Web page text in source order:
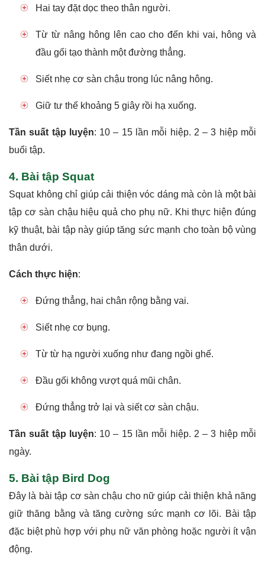
Hai tay đặt dọc theo thân người.
Từ từ nâng hông lên cao cho đến khi vai, hông và
đầu gối tạo thành một đường thẳng.
Siết nhẹ cơ sàn chậu trong lúc nâng hông.
Giữ tư thế khoảng 5 giây rồi hạ xuống.
Tần suất tập luyện: 10 – 15 lần mỗi hiệp. 2 – 3 hiệp mỗi
buổi tập.
4. Bài tập Squat
Squat không chỉ giúp cải thiện vóc dáng mà còn là một bài
tập cơ sàn chậu hiệu quả cho phụ nữ. Khi thực hiện đúng
kỹ thuật, bài tập này giúp tăng sức mạnh cho toàn bộ vùng
thân dưới.
Cách thực hiện:
Đứng thẳng, hai chân rộng bằng vai.
Siết nhẹ cơ bụng.
Từ từ hạ người xuống như đang ngồi ghế.
Đầu gối không vượt quá mũi chân.
Đứng thẳng trở lại và siết cơ sàn chậu.
Tần suất tập luyện: 10 – 15 lần mỗi hiệp. 2 – 3 hiệp mỗi
ngày.
5. Bài tập Bird Dog
Đây là bài tập cơ sàn chậu cho nữ giúp cải thiện khả năng
giữ thăng bằng và tăng cường sức mạnh cơ lõi. Bài tập
đặc biệt phù hợp với phụ nữ văn phòng hoặc người ít vận
động.